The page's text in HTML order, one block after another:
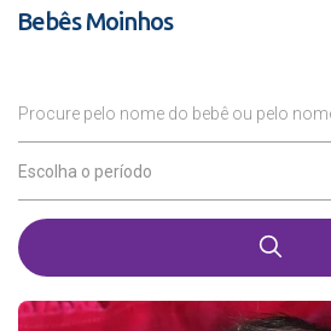
Bebês Moinhos
Procure pelo nome do bebê ou pelo
Escolha o período